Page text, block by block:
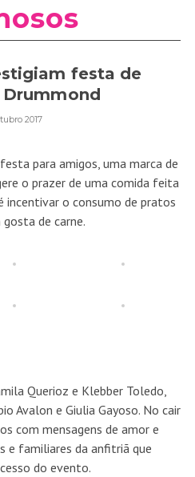
festa de
2017
para amigos, uma marca de
o prazer de uma comida feita
incentivar o consumo de pratos
de carne.
Querioz e Klebber Toledo,
Avalon e Giulia Gayoso. No cair
com mensagens de amor e
e familiares da anfitriã que
do evento.